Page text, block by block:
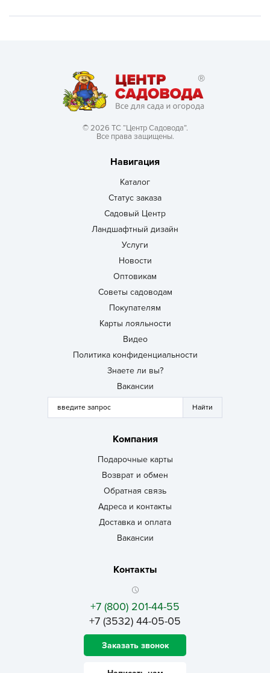
© 2026 ТС “Центр Садовода”.
Все права защищены.
Навигация
Каталог
Статус заказа
Садовый Центр
Ландшафтный дизайн
Услуги
Новости
Оптовикам
Советы садоводам
Покупателям
Карты лояльности
Видео
Политика конфиденциальности
Знаете ли вы?
Вакансии
Компания
Подарочные карты
Возврат и обмен
Обратная связь
Адреса и контакты
Доставка и оплата
Вакансии
Контакты
+7 (800) 201-44-55
+7 (3532) 44-05-05
Заказать звонок